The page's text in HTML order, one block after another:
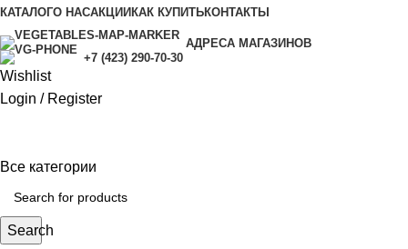
КАТАЛОГО НАСАКЦИИ КАК КУПИТЬКОНТАКТЫ
АДРЕСА МАГАЗИНОВ
+7 (423) 290-70-30
Wishlist
Login / Register
Все категории
Search